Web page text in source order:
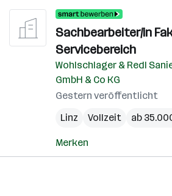
Sachbearbeiter/in
Servicebereich
Wohlschlager & Redl
GmbH & Co KG
Gestern veröffentlicht
Linz
Vollzeit ab
Merken